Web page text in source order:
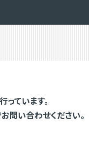
ています。
問い合わせください。